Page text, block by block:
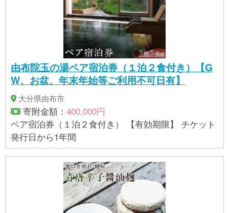
由布院玉の湯ペア宿泊券（１泊２食付き）【G
W、お盆、年末年始等ご利用不可日有】
大分県由布市
寄附金額： 400,000円
ペア宿泊券（１泊２食付き） 【有効期限】 チケット
発行日から1年間